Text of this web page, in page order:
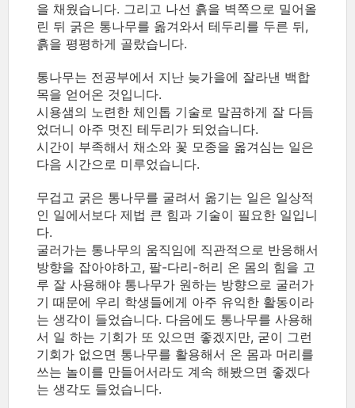
을 채웠습니다. 그리고 나선 흙을 벽쪽으로 밀어올
린 뒤 굵은 통나무를 옮겨와서 테두리를 두른 뒤,
흙을 평평하게 골랐습니다.
통나무는 전공부에서 지난 늦가을에 잘라낸 백합
목을 얻어온 것입니다.
시용샘의 노련한 체인톱 기술로 말끔하게 잘 다듬
었더니 아주 멋진 테두리가 되었습니다.
시간이 부족해서 채소와 꽃 모종을 옮겨심는 일은
다음 시간으로 미루었습니다.
무겁고 굵은 통나무를 굴려서 옮기는 일은 일상적
인 일에서보다 제법 큰 힘과 기술이 필요한 일입니
다.
굴러가는 통나무의 움직임에 직관적으로 반응해서
방향을 잡아야하고, 팔-다리-허리 온 몸의 힘을 고
루 잘 사용해야 통나무가 원하는 방향으로 굴러가
기 때문에 우리 학생들에게 아주 유익한 활동이라
는 생각이 들었습니다. 다음에도 통나무를 사용해
서 일 하는 기회가 또 있으면 좋겠지만, 굳이 그런
기회가 없으면 통나무를 활용해서 온 몸과 머리를
쓰는 놀이를 만들어서라도 계속 해봤으면 좋겠다
는 생각도 들었습니다.